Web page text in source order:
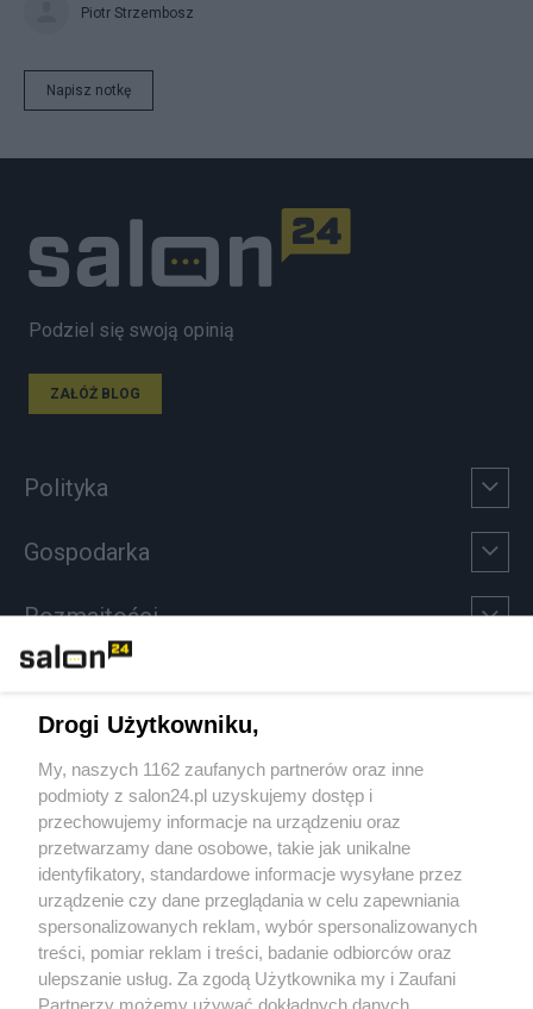
Piotr Strzembosz
Napisz notkę
Podziel się swoją opinią
ZAŁÓŻ BLOG
Polityka
Gospodarka
Rozmaitości
Sport
Społeczeństwo
Kultura
X Facebook Instagram Youtube
Drogi Użytkowniku,
My, naszych 1162 zaufanych partnerów oraz inne
podmioty z salon24.pl uzyskujemy dostęp i
przechowujemy informacje na urządzeniu oraz
przetwarzamy dane osobowe, takie jak unikalne
identyfikatory, standardowe informacje wysyłane przez
urządzenie czy dane przeglądania w celu zapewniania
spersonalizowanych reklam, wybór spersonalizowanych
treści, pomiar reklam i treści, badanie odbiorców oraz
ulepszanie usług. Za zgodą Użytkownika my i Zaufani
Partnerzy możemy używać dokładnych danych